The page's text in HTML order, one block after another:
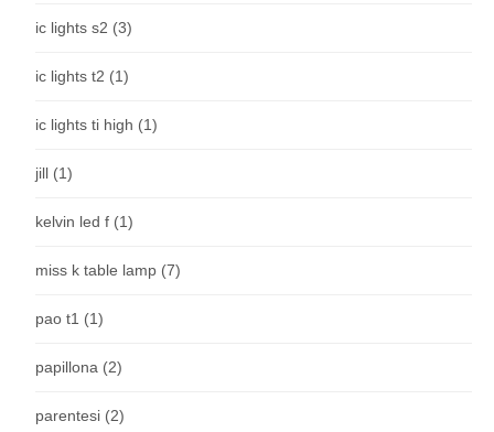
ic lights s2 (3)
ic lights t2 (1)
ic lights ti high (1)
jill (1)
kelvin led f (1)
miss k table lamp (7)
pao t1 (1)
papillona (2)
parentesi (2)